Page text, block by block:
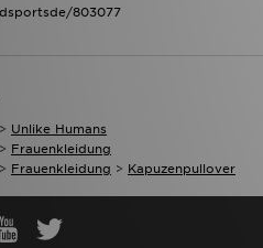
803077
> Unlike Humans
> Frauenkleidung
> Frauenkleidung > Kapuzenpullover